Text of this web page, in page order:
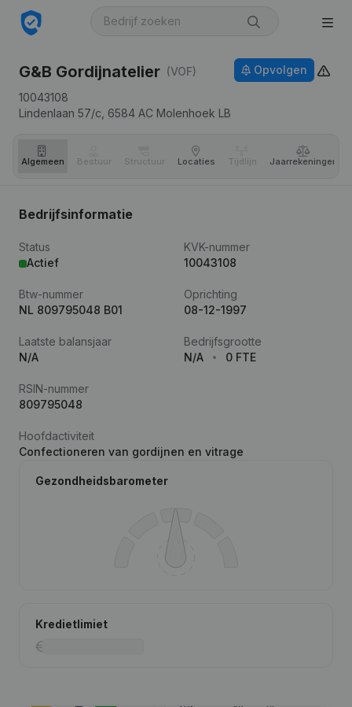
G&B Gordijnatelier (VOF)
10043108
Lindenlaan 57/c, 6584 AC Molenhoek LB
Opvolgen
Algemeen Bestuur Structuur Locaties Tijdlijn Jaar­rekeningen
Bedrijfsinformatie
Status
Actief
KVK-nummer
10043108
Btw-nummer
NL 809795048 B01
Oprichting
08-12-1997
Laatste balansjaar
N/A
Bedrijfsgrootte
N/A
0 FTE
RSIN-nummer
809795048
Hoofdactiviteit
Confectioneren van gordijnen en vitrage
Gezondheidsbarometer
Kredietlimiet